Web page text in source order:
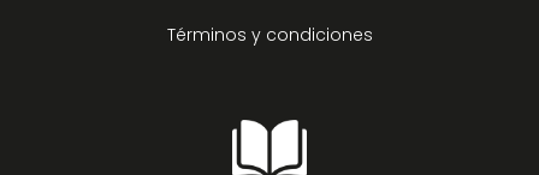
Términos y condiciones